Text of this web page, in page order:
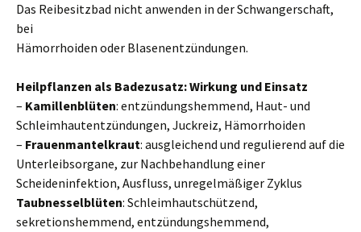
Das Reibesitzbad nicht anwenden in der Schwangerschaft,
bei
Hämorrhoiden oder Blasenentzündungen.
Heilpflanzen als Badezusatz: Wirkung und Einsatz
– Kamillenblüten: entzündungshemmend, Haut- und
Schleimhautentzündungen, Juckreiz, Hämorrhoiden
– Frauenmantelkraut: ausgleichend und regulierend auf die
Unterleibsorgane, zur Nachbehandlung einer
Scheideninfektion, Ausfluss, unregelmäßiger Zyklus
Taubnesselblüten: Schleimhautschützend,
sekretionshemmend, entzündungshemmend,